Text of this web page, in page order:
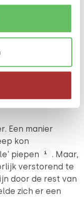
morse-
piepjes (of
om
Een
vormen een
Een manier
kon
piepen
i
. Maar,
verstorend te
door de rest van
zich er een